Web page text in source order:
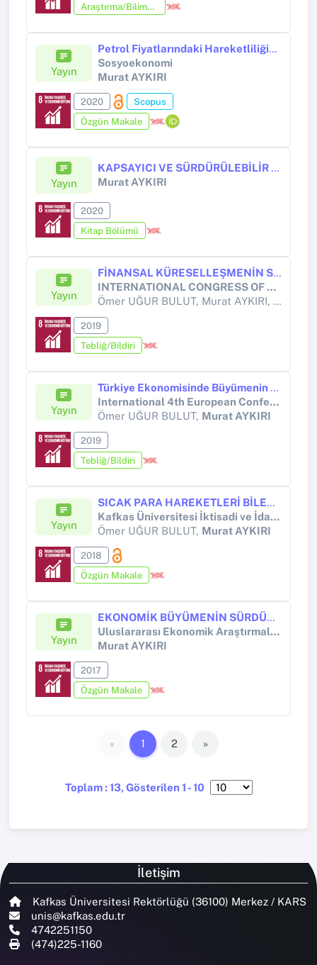
Araştırma/Bilimsel Kitap (Tez Hariç)
Yayın
Petrol Fiyatlarındaki Hareketliliğin Temel Makroekonomik Göstergeler Üzerindeki Etkisi
Sosyoekonomi
Murat AYKIRI
2020
Scopus
Özgün Makale
Yayın
KAPSAYICI VE SÜRDÜRÜLEBİLİR BÜYÜME:TÜRKİYE EKONOMİSİ ÜZERİNE BİR DEĞERLENDİRME
Murat AYKIRI
2020
Kitap Bölümü
Yayın
FİNANSAL KÜRESELLEŞMENİN SEKTÖREL İSTİHDAM ORANLARI ÜZERİNDEKİ KAPSAYICILIĞI: TÜRKİYE EKONOMİSİ ÖRNEĞİ
INTERNATIONAL CONGRESS OF MANAGEMENT, ECONOMY AND POLICY ICOMEP’19-Autumn
Ömer UĞUR BULUT, Murat AYKIRI,
Erkan
2019
Tebliğ/Bildiri
Yayın
Türkiye Ekonomisinde Büyümenin Sürdürülebilirliği ve İşgücüne Katılma Oranları Üzerindeki Kapsayıcılığı: Nedensellik, Etki-Tepki ve Varyans Ayrıştırması Analizi
International 4th European Conference on Science, Art Culture (ECSAC’2019)
Ömer UĞUR BULUT, Murat AYKIRI
2019
Tebliğ/Bildiri
Yayın
SICAK PARA HAREKETLERİ BİLEŞENLERİNİN İSTİKRARLILIĞI
Kafkas Üniversitesi İktisadi ve İdari Blimler Fakültesi Dergisi
Ömer UĞUR BULUT, Murat AYKIRI
2018
Özgün Makale
Yayın
EKONOMİK BÜYÜMENİN SÜRDÜRÜLEBİLİRLİĞİ VE ORTA GELİR TUZAĞINDAN ÇIKIŞTA BEŞERİ SERMAYENİN ÖNEMİ: YÜKSEK VE ÜST-ORTA GELİRLİ ÜLKELER ÜZERİNE BİR UYGULAMA
Uluslararası Ekonomik Araştırmalar Dergisi
Murat AYKIRI
2017
Özgün Makale
Toplam : 13, Gösterilen 1 - 10
« 1 2 »
İletişim
Kafkas Üniversitesi Rektörlüğü (36100) Merkez / KARS
unis@kafkas.edu.tr
4742251150
(474)225-1160